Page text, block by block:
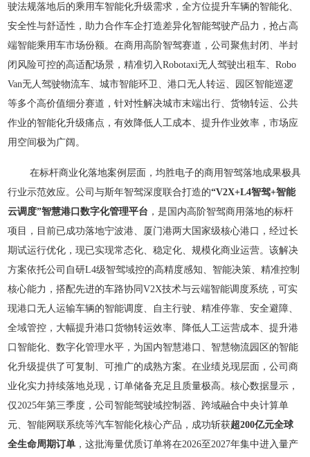
驶法规落地后的乘用车智能化升级需求，全方位提升车辆的智能化、
安全性与舒适性，助力合作车企打造差异化智能驾驶产品力，抢占高
端智能乘用车市场份额。在商用高阶智驾赛道，公司聚焦封闭、半封
闭风险可控的高适配场景，精准切入Robotaxi无人驾驶出租车、Robo
Van无人驾驶物流车、城市智能环卫、港口无人转运、园区智能巡逻
等多个高价值细分赛道，针对性解决城市末端出行、货物转运、公共
作业的智能化升级痛点，有效降低人工成本、提升作业效率，市场应
用空间极为广阔。
在标杆商业化落地案例层面，均胜电子的商用智驾落地成果极具
行业示范效应。公司与斯年智驾深度联合打造的“V2X+L4智驾+智能
云调度”智慧港口数字化管理平台 ，是国内高阶智驾商用落地的标杆
项目，目前已成功落地宁波港、厦门港两大国家级核心港口，经过长
期试运行优化，现已实现常态化、稳定化、规模化商业运营。该解决
方案依托公司自研L4级智驾域控的高精度感知、智能决策、精准控制
核心能力，搭配先进的车路协同V2X技术与云端智能调度系统，可实
现港口无人运输车辆的智能调度、自主行驶、精准停靠、安全避障、
全域管控，大幅提升港口货物转运效率、降低人工运营成本、提升港
口智能化、数字化管理水平，为国内智慧港口、智慧物流园区的智能
化升级提供了可复制、可推广的成熟方案。在业绩兑现层面，公司商
业化实力持续落地兑现，订单储备充足且质量极高。核心数据显示，
仅2025年第三季度，公司智能驾驶域控制器、跨域融合中央计算单
元、智能网联系统等汽车智能化核心产品，成功斩获超200亿元全球
全生命周期订单，这批海量优质订单将在2026至2027年集中进入量产